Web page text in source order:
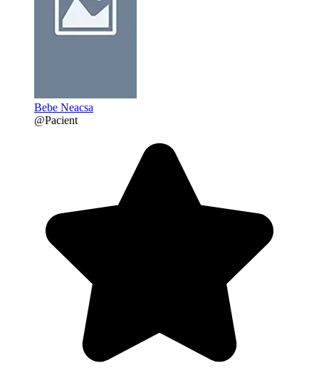
Bebe Neacsa
@Pacient